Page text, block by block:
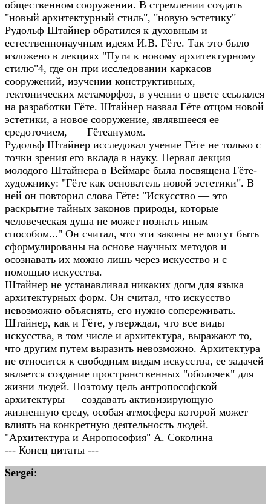
общественном сооружении. В стремлении создать
"новый архитектурный стиль", "новую эстетику"
Рудольф Штайнер обратился к духовным и
естественнонаучным идеям И.В. Гёте. Так это было
изложено в лекциях "Пути к новому архитектурному
стилю"4, где он при исследовании каркасов
сооружений, изучении конструктивных,
тектонических метаморфоз, в учении о цвете ссылался
на разработки Гёте. Штайнер назвал Гёте отцом новой
эстетики, а новое сооружение, являвшееся ее
средоточием, — Гётеанумом.
Рудольф Штайнер исследовал учение Гёте не только с
точки зрения его вклада в науку. Первая лекция
молодого Штайнера в Веймаре была посвящена Гёте-
художнику: "Гёте как основатель новой эстетики". В
ней он повторил слова Гёте: "Искусство — это
раскрытие тайных законов природы, которые
человеческая душа не может познать иным
способом..." Он считал, что эти законы не могут быть
сформулированы на основе научных методов и
осознавать их можно лишь через искусство и с
помощью искусства.
Штайнер не устанавливал никаких догм для языка
архитектурных форм. Он считал, что искусство
невозможно объяснять, его нужно сопереживать.
Штайнер, как и Гёте, утверждал, что все виды
искусства, в том числе и архитектура, выражают то,
что другим путем выразить невозможно. Архитектура
не относится к свободным видам искусства, ее задачей
является создание пространственных "оболочек" для
жизни людей. Поэтому цель антропософской
архитектуры — создавать активизирующую
жизненную среду, особая атмосфера которой может
влиять на конкретную деятельность людей.
"Архитектура и Анропософия" А. Соколина
--- Конец цитаты ---
Sergei: